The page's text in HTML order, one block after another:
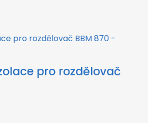
pro rozdělovač